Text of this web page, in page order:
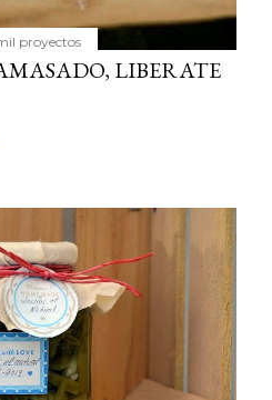
proyectos
LIBERATE